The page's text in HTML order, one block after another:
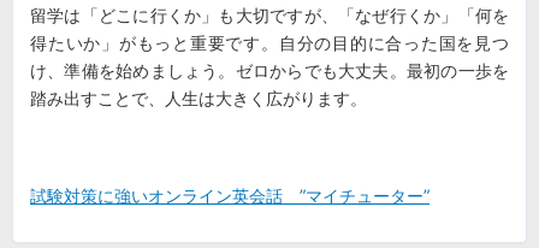
留学は「どこに行くか」も大切ですが、「なぜ行くか」「何を
得たいか」がもっと重要です。自分の目的に合った国を見つ
け、準備を始めましょう。ゼロからでも大丈夫。最初の一歩を
踏み出すことで、人生は大きく広がります。
試験対策に強いオンライン英会話 ”マイチューター”